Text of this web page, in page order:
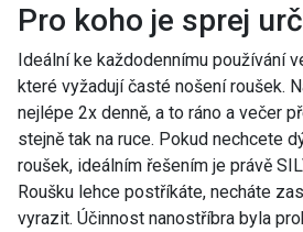
Pro koho je sprej
Ideální ke každodennímu používání
které vyžadují časté nošení roušek.
nejlépe 2x denně, a to ráno a večer
stejně tak na ruce. Pokud nechcete
roušek, ideálním řešením je právě
Roušku lehce postříkáte, necháte
vyrazit. Účinnost nanostříbra byla